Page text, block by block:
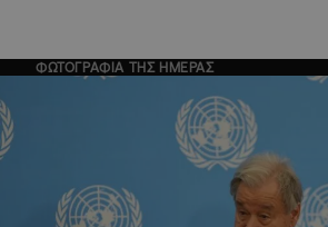
ΦΩΤΟΓΡΑΦΙΑ ΤΗΣ ΗΜΕΡΑΣ